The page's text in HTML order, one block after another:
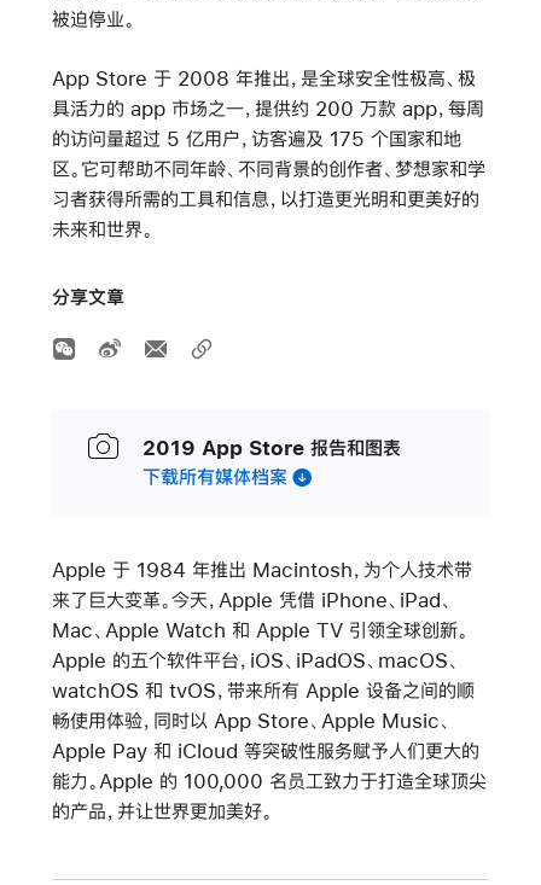
被迫停业。
App Store 于 2008 年推出，是全球安全性极高、极
具活力的 app 市场之一，提供约 200 万款 app，每周
的访问量超过 5 亿用户，访客遍及 175 个国家和地
区。它可帮助不同年龄、不同背景的创作者、梦想家和学
习者获得所需的工具和信息，以打造更光明和更美好的
未来和世界。
分享文章
2019 App Store 报告和图表
下载所有媒体档案
Apple 于 1984 年推出 Macintosh，为个人技术带
来了巨大变革。今天，Apple 凭借 iPhone、iPad、
Mac、Apple Watch 和 Apple TV 引领全球创新。
Apple 的五个软件平台，iOS、iPadOS、macOS、
watchOS 和 tvOS，带来所有 Apple 设备之间的顺
畅使用体验，同时以 App Store、Apple Music、
Apple Pay 和 iCloud 等突破性服务赋予人们更大的
能力。Apple 的 100,000 名员工致力于打造全球顶尖
的产品，并让世界更加美好。